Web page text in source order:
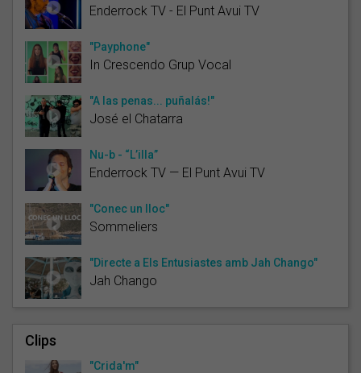
Enderrock TV - El Punt Avui TV
"Payphone"
In Crescendo Grup Vocal
"A las penas... puñalás!"
José el Chatarra
Nu-b - “L’illa”
Enderrock TV — El Punt Avui TV
"Conec un lloc"
Sommeliers
"Directe a Els Entusiastes amb Jah Chango"
Jah Chango
Clips
"Crida'm"